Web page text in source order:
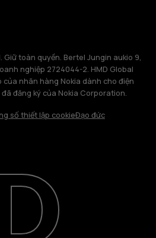
tái chế
Giữ toàn quyền. Bertel Jungin aukio 9,
nghiệp 2724044-2. HMD Global
của nhãn hàng Nokia dành cho điện
đăng ký của Nokia Corporation.
số thiết lập cookieĐạo đức